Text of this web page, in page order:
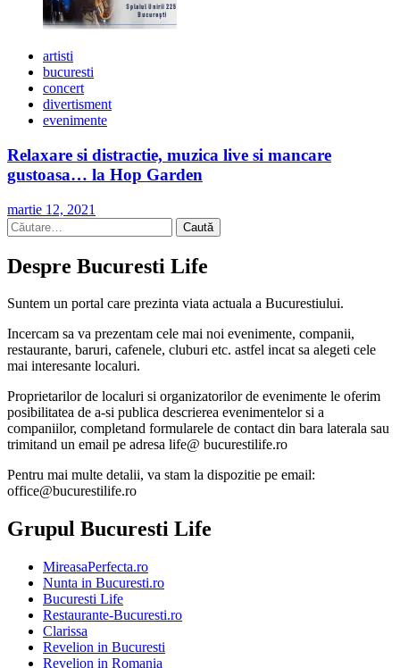
artisti
bucuresti
concert
divertisment
evenimente
Relaxare si distractie, muzica live si mancare
gustoasa… la Hop Garden
martie 12, 2021
Caută
după:
Despre Bucuresti Life
Suntem un portal care prezinta viata actuala a Bucurestiului.
Incercam sa va prezentam cele mai noi evenimente, companii,
restaurante, baruri, cafenele, cluburi etc. astfel incat sa alegeti cele
mai interesante localuri.
Proprietarilor de localuri si organizatorilor de evenimente le oferim
posibilitatea de a-si publica descrierea evenimentelor si a
companiilor, completand formularele de contact din bara laterala sau
trimitand un email pe adresa life@ bucurestilife.ro
Pentru mai multe detalii, va stam la dispozitie pe email:
office@bucurestilife.ro
Grupul Bucuresti Life
MireasaPerfecta.ro
Nunta in Bucuresti.ro
Bucuresti Life
Restaurante-Bucuresti.ro
Clarissa
Revelion in Bucuresti
Revelion in Romania